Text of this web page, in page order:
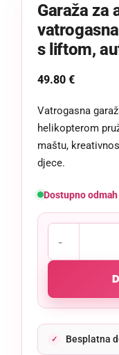
Garaža za
s liftom,
49.80 €
Vatrogasna
helikopterom
maštu,
djece.
Dostupno odmah
Besplatna